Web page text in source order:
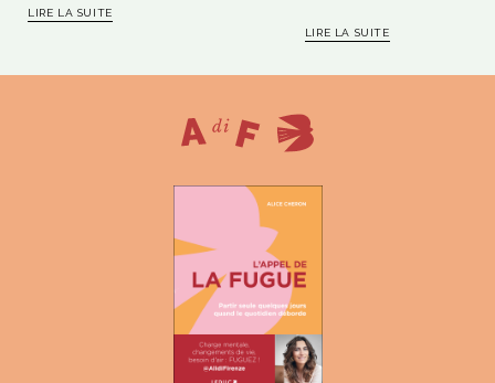
LIRE LA SUITE
LIRE LA SUITE